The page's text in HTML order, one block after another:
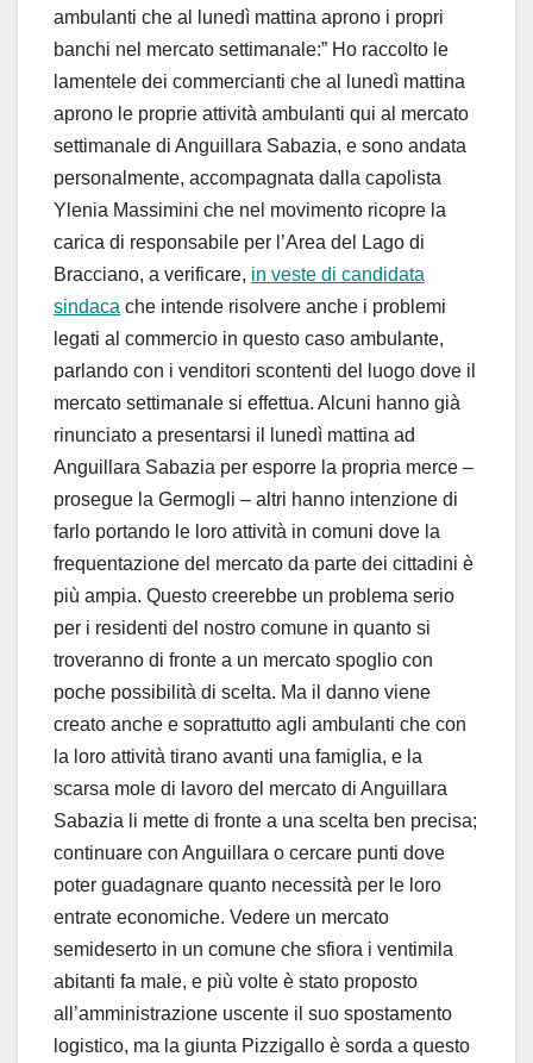
ambulanti che al lunedì mattina aprono i propri
banchi nel mercato settimanale:” Ho raccolto le
lamentele dei commercianti che al lunedì mattina
aprono le proprie attività ambulanti qui al mercato
settimanale di Anguillara Sabazia, e sono andata
personalmente, accompagnata dalla capolista
Ylenia Massimini che nel movimento ricopre la
carica di responsabile per l’Area del Lago di
Bracciano, a verificare, in veste di candidata
sindaca che intende risolvere anche i problemi
legati al commercio in questo caso ambulante,
parlando con i venditori scontenti del luogo dove il
mercato settimanale si effettua. Alcuni hanno già
rinunciato a presentarsi il lunedì mattina ad
Anguillara Sabazia per esporre la propria merce –
prosegue la Germogli – altri hanno intenzione di
farlo portando le loro attività in comuni dove la
frequentazione del mercato da parte dei cittadini è
più ampia. Questo creerebbe un problema serio
per i residenti del nostro comune in quanto si
troveranno di fronte a un mercato spoglio con
poche possibilità di scelta. Ma il danno viene
creato anche e soprattutto agli ambulanti che con
la loro attività tirano avanti una famiglia, e la
scarsa mole di lavoro del mercato di Anguillara
Sabazia li mette di fronte a una scelta ben precisa;
continuare con Anguillara o cercare punti dove
poter guadagnare quanto necessità per le loro
entrate economiche. Vedere un mercato
semideserto in un comune che sfiora i ventimila
abitanti fa male, e più volte è stato proposto
all’amministrazione uscente il suo spostamento
logistico, ma la giunta Pizzigallo è sorda a questo